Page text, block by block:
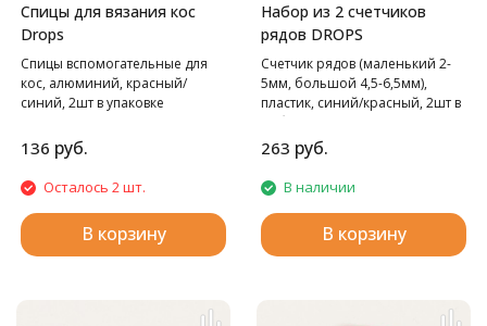
Спицы для вязания кос
Drops
Спицы вспомогательные для
кос, алюминий, красный/
синий, 2шт в упаковке
136 руб.
Осталось 2 шт.
В корзину
Набор из 2 счетчиков
рядов DROPS
Счетчик рядов (маленький 2-
5мм, большой 4,5-6,5мм),
пластик, синий/красный, 2шт в
наборе
263 руб.
В наличии
В корзину